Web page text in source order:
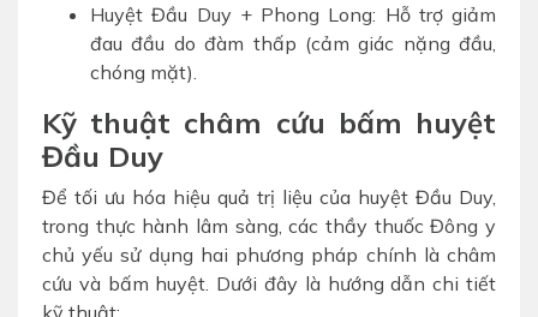
Huyệt Đầu Duy + Phong Long: Hỗ trợ giảm
đau đầu do đàm thấp (cảm giác nặng đầu,
chóng mặt).
Kỹ thuật châm cứu bấm huyệt
Đầu Duy
Để tối ưu hóa hiệu quả trị liệu của huyệt Đầu Duy,
trong thực hành lâm sàng, các thầy thuốc Đông y
chủ yếu sử dụng hai phương pháp chính là châm
cứu và bấm huyệt. Dưới đây là hướng dẫn chi tiết